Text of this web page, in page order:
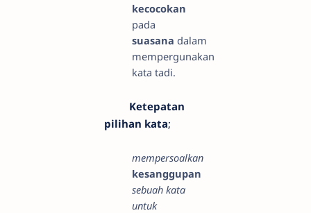
kecocokan
pada
suasana dalam
mempergunakan
kata tadi.
Ketepatan
pilihan kata;
mempersoalkan
kesanggupan
sebuah kata
untuk